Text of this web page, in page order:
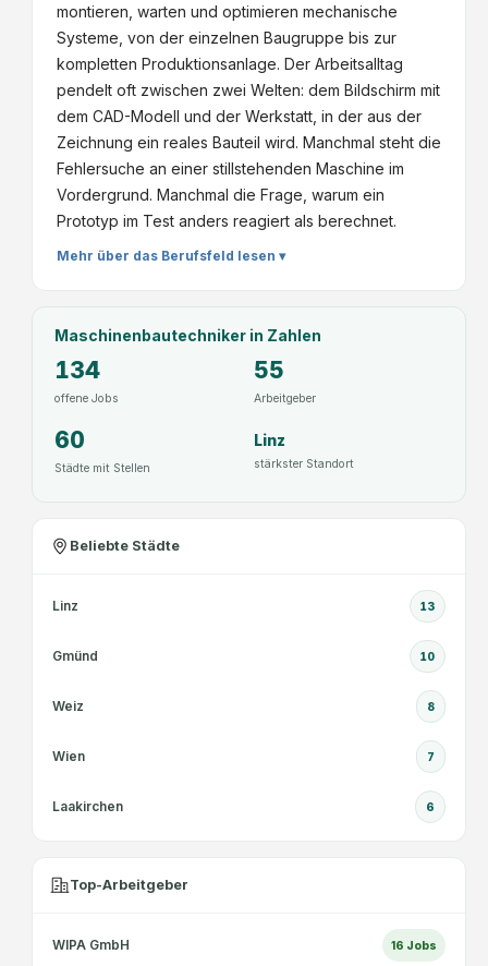
montieren, warten und optimieren mechanische
Systeme, von der einzelnen Baugruppe bis zur
kompletten Produktionsanlage. Der Arbeitsalltag
pendelt oft zwischen zwei Welten: dem Bildschirm mit
dem CAD-Modell und der Werkstatt, in der aus der
Zeichnung ein reales Bauteil wird. Manchmal steht die
Fehlersuche an einer stillstehenden Maschine im
Vordergrund. Manchmal die Frage, warum ein
Prototyp im Test anders reagiert als berechnet.
Mehr über das Berufsfeld lesen ▾
Maschinenbautechnikerin Zahlen
134
offene Jobs
55
Arbeitgeber
60
Städte mit Stellen
Linz
stärkster Standort
Beliebte Städte
Linz 13
Gmünd 10
Weiz 8
Wien 7
Laakirchen 6
Top-Arbeitgeber
WIPA GmbH 16 Jobs